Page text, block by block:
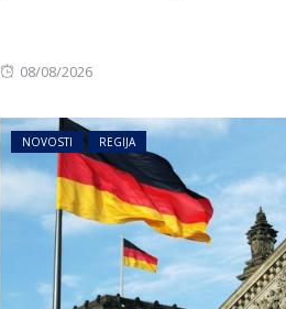
Posted
08/08/2026
NOVOSTI REGIJA